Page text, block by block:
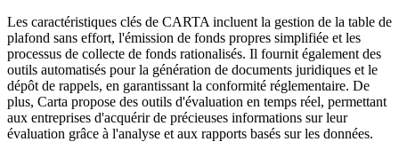
Les caractéristiques clés de CARTA incluent la gestion de la table de
plafond sans effort, l'émission de fonds propres simplifiée et les
processus de collecte de fonds rationalisés. Il fournit également des
outils automatisés pour la génération de documents juridiques et le
dépôt de rappels, en garantissant la conformité réglementaire. De
plus, Carta propose des outils d'évaluation en temps réel, permettant
aux entreprises d'acquérir de précieuses informations sur leur
évaluation grâce à l'analyse et aux rapports basés sur les données.